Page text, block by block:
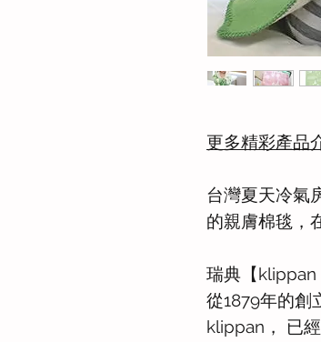
更多精彩產品
台灣夏天冷氣
的親膚棉毯，
瑞典【
從1879年的創
klippan， 已